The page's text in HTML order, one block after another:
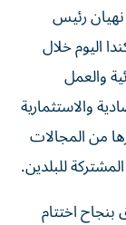
رئيس
اليوم خلال
والعمل
والاستثمارية
من المجالات
للبلدين.
اختتام